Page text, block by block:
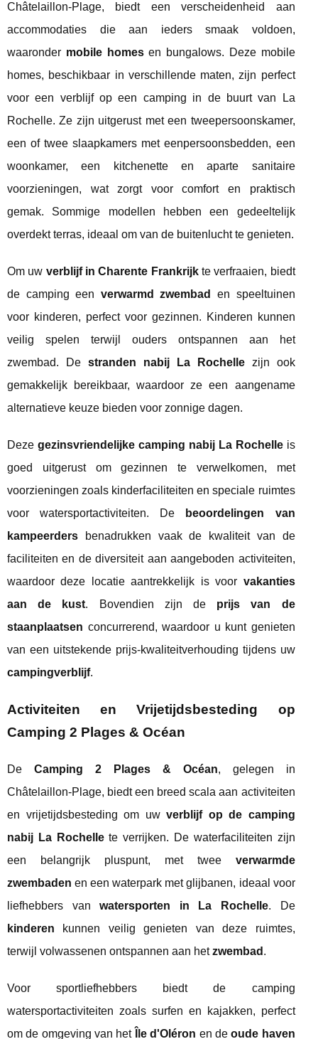
Châtelaillon-Plage, biedt een verscheidenheid aan
accommodaties die aan ieders smaak voldoen,
waaronder mobile homesen bungalows. Deze mobile
homes, beschikbaar in verschillende maten, zijn perfect
voor een verblijf op een camping in de buurt van La
Rochelle. Ze zijn uitgerust met een tweepersoonskamer,
een of twee slaapkamers met eenpersoonsbedden, een
woonkamer, een kitchenette en aparte sanitaire
voorzieningen, wat zorgt voor comfort en praktisch
gemak. Sommige modellen hebben een gedeeltelijk
overdekt terras, ideaal om van de buitenlucht te genieten.
Om uw verblijf in Charente Frankrijkte verfraaien, biedt
de camping een verwarmd zwembad
en speeltuinen
voor kinderen, perfect voor gezinnen. Kinderen kunnen
veilig spelen terwijl ouders ontspannen aan het
zwembad. De stranden nabij La Rochellezijn ook
gemakkelijk bereikbaar, waardoor ze een aangename
alternatieve keuze bieden voor zonnige dagen.
Deze gezinsvriendelijke camping nabij La Rochelleis
goed uitgerust om gezinnen te verwelkomen, met
voorzieningen zoals kinderfaciliteiten en speciale ruimtes
voor watersportactiviteiten. De
beoordelingen van
kampeerders benadrukken vaak de kwaliteit van de
faciliteiten en de diversiteit aan aangeboden activiteiten,
waardoor deze locatie aantrekkelijk is voor vakanties
aan de kust. Bovendien zijn de prijs van de
staanplaatsen concurrerend, waardoor u kunt genieten
van een uitstekende prijs-kwaliteitverhouding tijdens uw
campingverblijf.
Activiteiten en Vrijetijdsbesteding op
Camping 2 Plages & Océan
De Camping 2 Plages & Océan, gelegen in
Châtelaillon-Plage, biedt een breed scala aan activiteiten
en vrijetijdsbesteding om uwverblijf op de camping
nabij La Rochellete verrijken. De waterfaciliteiten zijn
een belangrijk pluspunt, met twee verwarmde
zwembaden en een waterpark met glijbanen, ideaal voor
liefhebbers vanwatersporten in La Rochelle. De
kinderen kunnen veilig genieten van deze ruimtes,
terwijl volwassenen ontspannen aan hetzwembad .
Voor sportliefhebbers biedt de camping
watersportactiviteiten zoals surfen en kajakken, perfect
om de omgeving van het
Île d'Oléron en deoude haven